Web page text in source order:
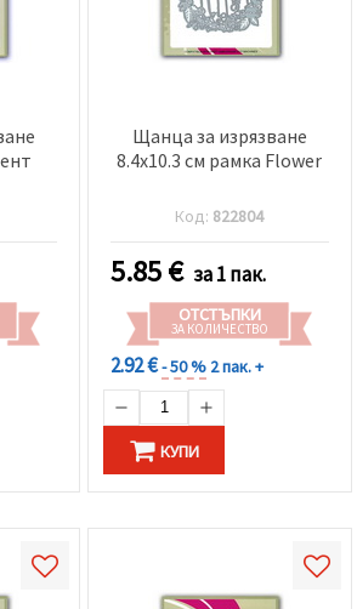
Щанца за изрязване
8.4x10.3 см рамка Flower
Код: 822804
5.85€ за 1 пак.
ОТСТЪПКИ
ЗА КОЛИЧЕСТВО
2.92 €- 50 % 2 пак. +
КУПИ